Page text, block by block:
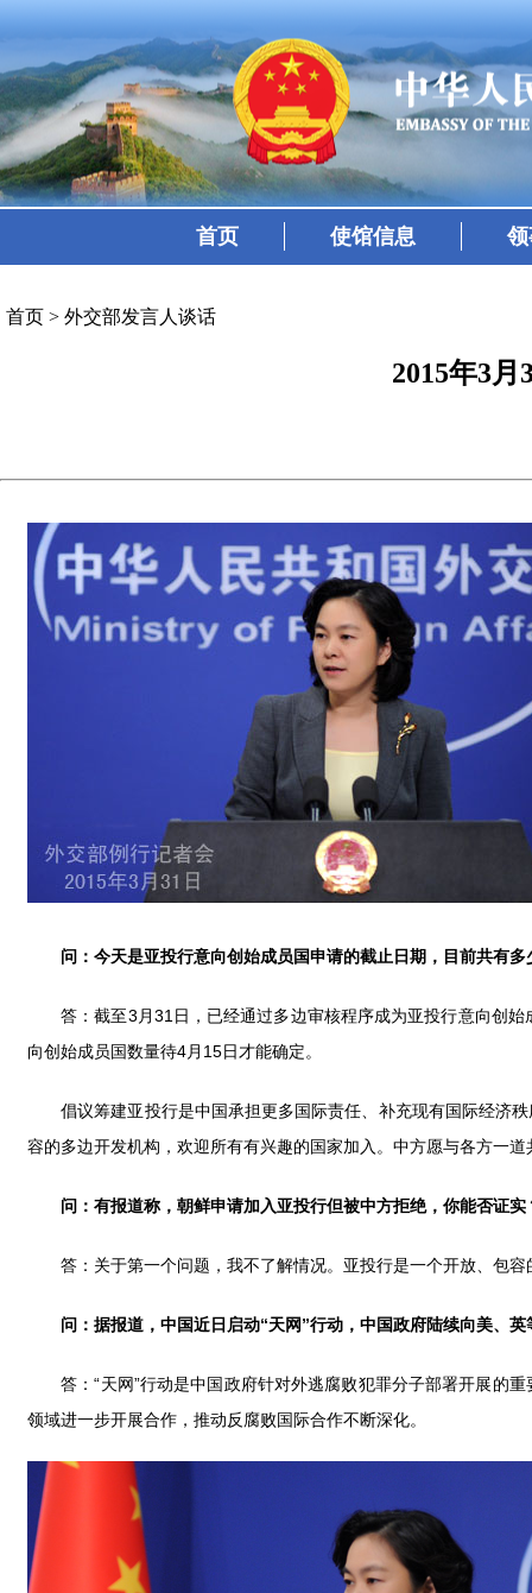
首页 使馆信息
首页 > 外交部发言人谈话
2015年3
问： 今天是亚投行意向创始成员国申请的截止日期，目前共有多
答：截至3月31日，已经通过多边审核程序成为亚投行意向创始
向创始成员国数量待4月15日才能确定。
倡议筹建亚投行是中国承担更多国际责任、补充现有国际经济秩
容的多边开发机构，欢迎所有有兴趣的国家加入。中方愿与各方一
问：有报道称，朝鲜申请加入亚投行但被中方拒绝，你能否证
答：关于第一个问题，我不了解情况。亚投行是一个开放、包容
问： 据报道，中国近日启动“天网”行动 ， 中国政府陆续向美、
答：“天网”行动是中国政府针对外逃腐败犯罪分子部署开展的重
领域进一步开展合作，推动反腐败国际合作不断深化。